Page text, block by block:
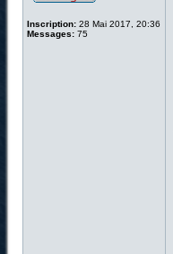
Inscription: 28 Mai 2017, 20:36
Messages: 75